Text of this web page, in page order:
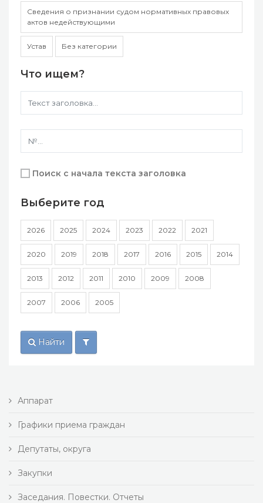
Сведения о признании судом нормативных правовых
актов недействующими
Устав Без категории
Что ищем?
Поиск с начала текста заголовка
Выберите год
2026 2025 2024 2023 2022 2021
2020 2019 2018 2017 2016 2015 2014
2013 2012 2011 2010 2009 2008
2007 2006 2005
Найти
Аппарат
Графики приема граждан
Депутаты, округа
Закупки
Заседания. Повестки. Отчеты